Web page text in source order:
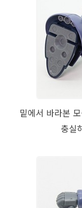
밑에서 바라본
충실